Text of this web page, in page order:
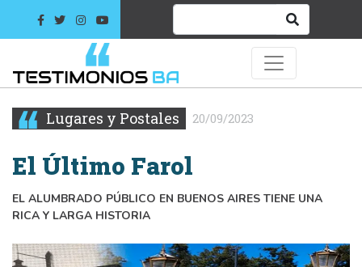
Lugares y Postales 20/09/2023
El Último Farol
EL ALUMBRADO PÚBLICO EN BUENOS AIRES TIENE UNA
RICA Y LARGA HISTORIA